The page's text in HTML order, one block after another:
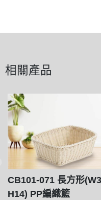
相關產品
CB101-071 長方形
H14) PP編織籃